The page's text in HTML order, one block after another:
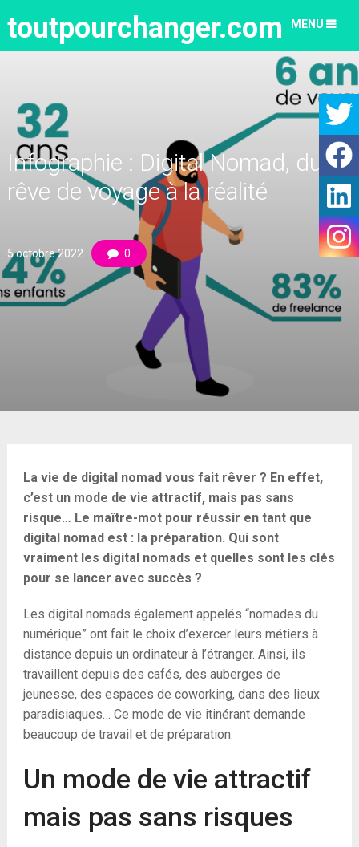
toutpourchanger.com MENU
Infographie : Digital Nomad, du
rêve de voyage à la réalité
5 octobre 2022 0
La vie de digital nomad vous fait rêver ? En effet,
c’est un mode de vie attractif, mais pas sans
risque… Le maître-mot pour réussir en tant que
digital nomad est : la préparation. Qui sont
vraiment les digital nomads et quelles sont les clés
pour se lancer avec succès ?
Les digital nomads également appelés “nomades du
numérique” ont fait le choix d’exercer leurs métiers à
distance depuis un ordinateur à l’étranger. Ainsi, ils
travaillent depuis des cafés, des auberges de
jeunesse, des espaces de coworking, dans des lieux
paradisiaques… Ce mode de vie itinérant demande
beaucoup de travail et de préparation.
Un mode de vie attractif
mais pas sans risques